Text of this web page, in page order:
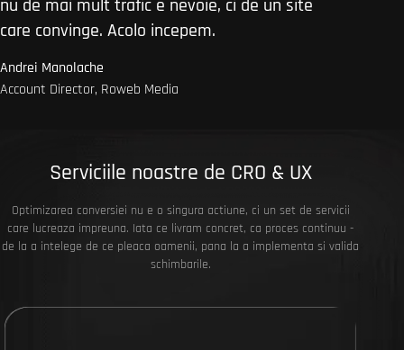
nu de mai mult trafic e nevoie, ci de un site
care convinge. Acolo incepem.
Andrei Manolache
Account Director, Roweb Media
Serviciile noastre de CRO & UX
Optimizarea conversiei nu e o singura actiune, ci un set de servicii
care lucreaza impreuna. Iata ce livram concret, ca proces continuu -
de la a intelege de ce pleaca oamenii, pana la a implementa si valida
schimbarile.